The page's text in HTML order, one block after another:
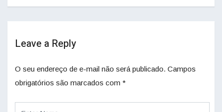
Leave a Reply
O seu endereço de e-mail não será publicado. Campos
obrigatórios são marcados com *